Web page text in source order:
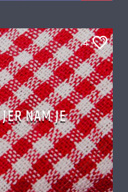
4
NAM JE